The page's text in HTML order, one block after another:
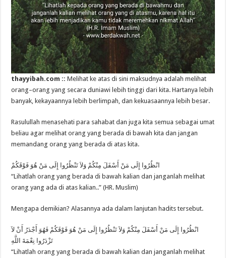
thayyibah.com ::Melihat ke atas di sini maksudnya adalah melihat
orang–orang yang secara duniawi lebih tinggi dari kita. Hartanya lebih
banyak, kekayaannya lebih berlimpah, dan kekuasaannya lebih besar.
Rasulullah menasehati para sahabat dan juga kita semua sebagai umat
beliau agar melihat orang yang berada di bawah kita dan jangan
memandang orang yang berada di atas kita.
انْظُرُوا إِلَى مَنْ أَسْفَلَ مِنْكُمْ وَلاَ تَنْظُرُوا إِلَى مَنْ هُوَ فَوْقَكُمْ
“Lihatlah orang yang berada di bawah kalian dan janganlah melihat
orang yang ada di atas kalian..” (HR. Muslim)
Mengapa demikian? Alasannya ada dalam lanjutan hadits tersebut.
انْظُرُوا إِلَى مَنْ أَسْفَلَ مِنْكُمْ وَلاَ تَنْظُرُوا إِلَى مَنْ هُوَ فَوْقَكُمْ فَهُوَ أَجْدَرُ أَنْ لاَ
تَزْدَرُوا نِعْمَةَ اللَّهِ
“Lihatlah orang yang berada di bawah kalian dan janganlah melihat